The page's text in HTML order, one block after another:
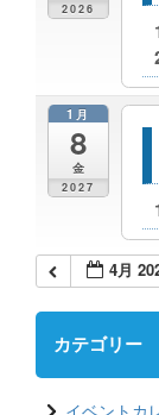
2026
1月
8
金
2027
4月
カテゴリー